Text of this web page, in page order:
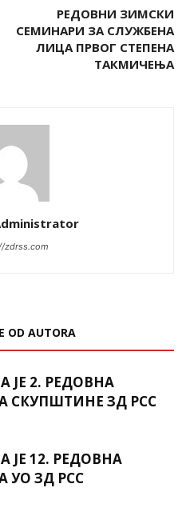
РЕДОВНИ ЗИМСКИ
СЕМИНАРИ ЗА СЛУЖБЕНА
ЛИЦА ПРВОГ СТЕПЕНА
ТАКМИЧЕЊА
zdrss.com
OD AUTORA
ЈЕ 2. РЕДОВНА
СКУПШТИНЕ ЗД РСС
ЈЕ 12. РЕДОВНА
УО ЗД РСС